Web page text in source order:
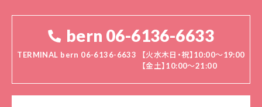
bern 06-6136-6633
TERMINAL bern 06-6136-6633
【火水木日・祝】10:00～19:00
【金土】10:00〜21:00